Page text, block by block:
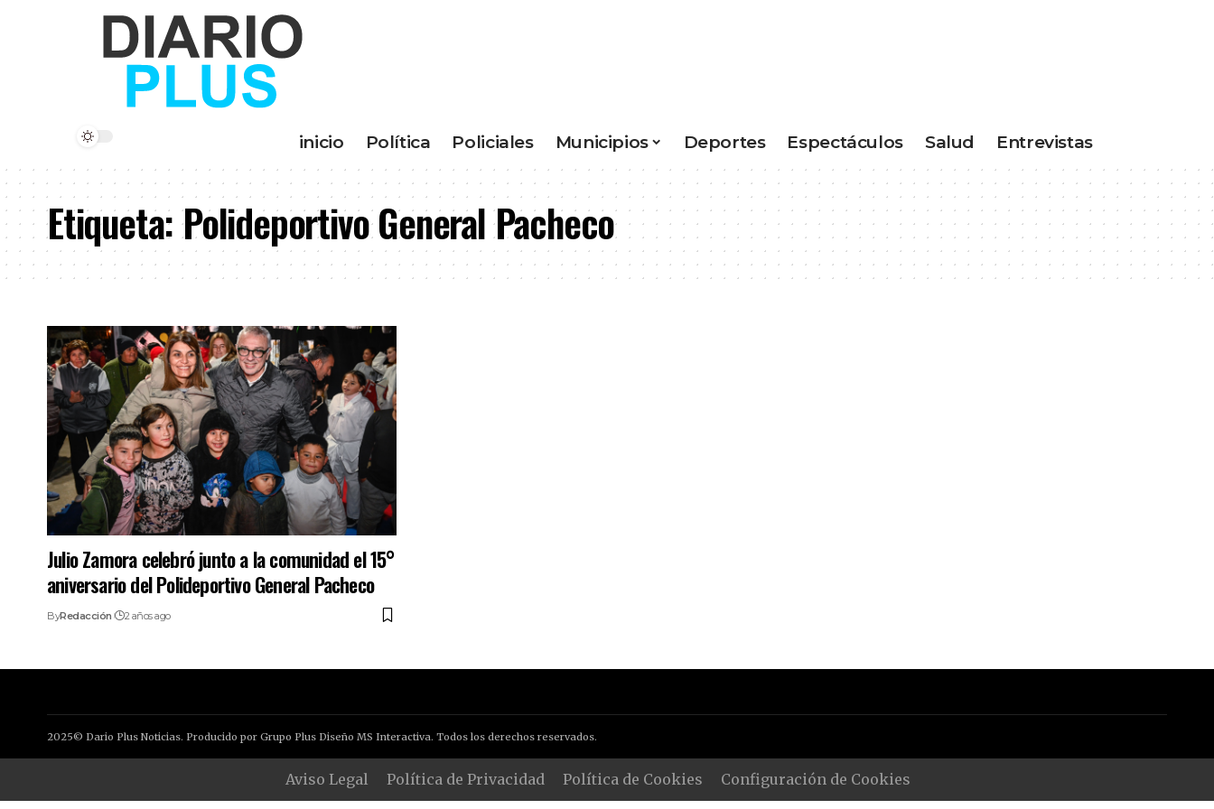
inicio Política Policiales Municipios Deportes Espectáculos Salud Entrevistas
Etiqueta:Polideportivo General Pacheco
Julio Zamora celebró junto a la comunidad el 15°
aniversario del Polideportivo General Pacheco
ByRedacción 2 años ago
2025© Dario Plus Noticias. Producido por Grupo Plus Diseño MS Interactiva. Todos los derechos reservados.
Aviso Legal Política de Privacidad Política de Cookies Configuración de Cookies